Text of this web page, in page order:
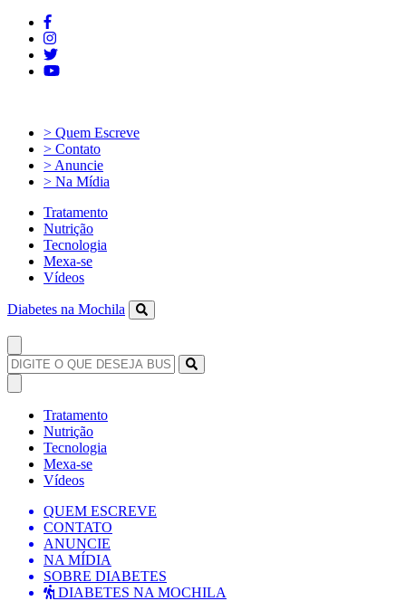
> Quem Escreve
> Contato
> Anuncie
> Na Mídia
Tratamento
Nutrição
Tecnologia
Mexa-se
Vídeos
Diabetes na Mochila
Tratamento
Nutrição
Tecnologia
Mexa-se
Vídeos
QUEM ESCREVE
CONTATO
ANUNCIE
NA MÍDIA
SOBRE DIABETES
DIABETES NA MOCHILA